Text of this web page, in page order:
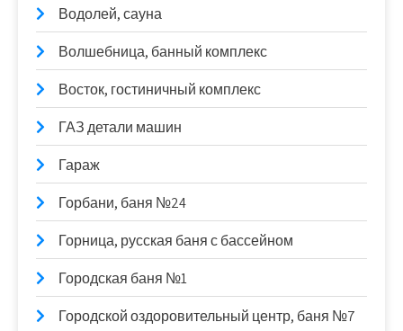
Водолей, сауна
Волшебница, банный комплекс
Восток, гостиничный комплекс
ГАЗ детали машин
Гараж
Горбани, баня №24
Горница, русская баня с бассейном
Городская баня №1
Городской оздоровительный центр, баня №7